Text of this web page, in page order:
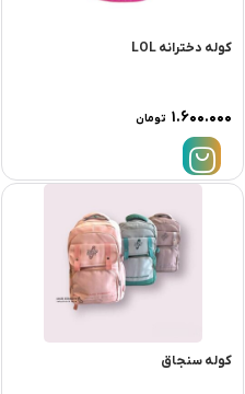
کوله دخترانه LOL
۱.۶۰۰.۰۰۰ تومان
کوله سنجاق